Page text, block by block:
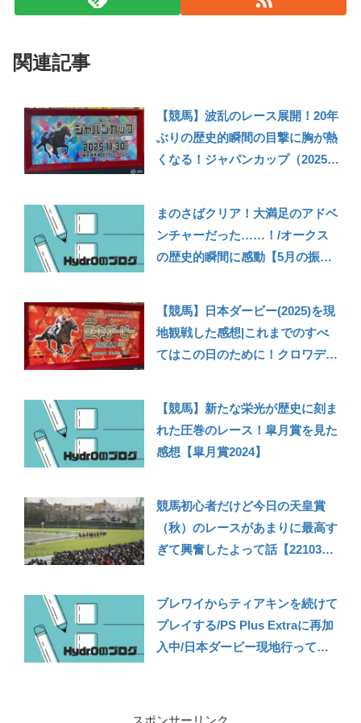
関連記事
【競馬】波乱のレース展開！20年
ぶりの歴史的瞬間の目撃に胸が熱
くなる！ジャパンカップ（2025）
まのさばクリア！大満足のアドベ
ンチャーだった……！/オークス
の歴史的瞬間に感動【5月の振り
【競馬】日本ダービー(2025)を現
地観戦した感想|これまでのすべ
てはこの日のために！クロワデュ
【競馬】新たな栄光が歴史に刻ま
れた圧巻のレース！皐月賞を見た
感想【皐月賞2024】
競馬初心者だけど今日の天皇賞
（秋）のレースがあまりに最高す
ぎて興奮したよって話【221030
ブレワイからティアキンを続けて
プレイする/PS Plus Extraに再加
入中/日本ダービー現地行ってき